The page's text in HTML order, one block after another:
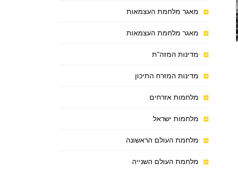
מאגר מלחמת העצמאות
מאגר מלחמת העצמאות
מדינות המזה"ת
מדינות המזרח התיכון
מלחמות אזרחים
מלחמות ישראל
מלחמת העולם הראשונה
מלחמת העולם השנייה